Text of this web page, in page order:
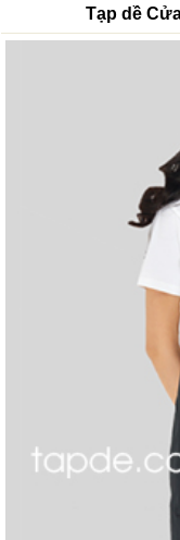
Tạp dề